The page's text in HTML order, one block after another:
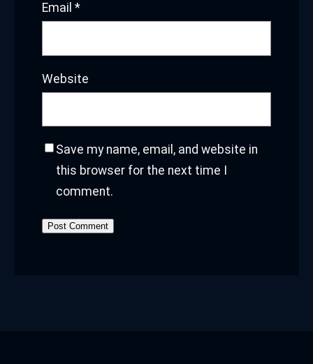
Email *
Website
Save my name, email, and website in
this browser for the next time I
comment.